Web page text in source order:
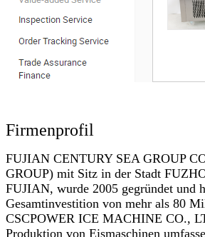
Firmenprofil
FUJIAN CENTURY SEA GROUP
GROUP) mit Sitz in der Stadt
FUJIAN, wurde 2005 gegründet und
Gesamtinvestition von mehr als 80
CSCPOWER ICE MACHINE CO.,
Produktion von Eismaschinen